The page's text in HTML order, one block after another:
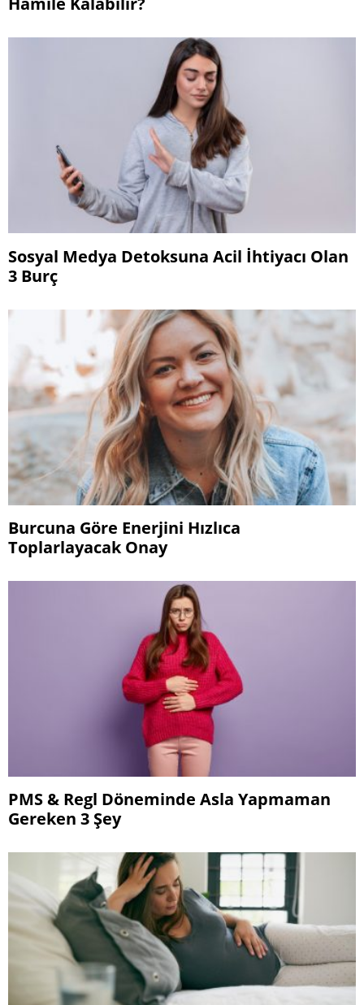
Sosyal Medya Detoksuna Acil İhtiyacı Olan
3 Burç
Burcuna Göre Enerjini Hızlıca
Toplarlayacak Onay
PMS & Regl Döneminde Asla Yapmaman
Gereken 3 Şey